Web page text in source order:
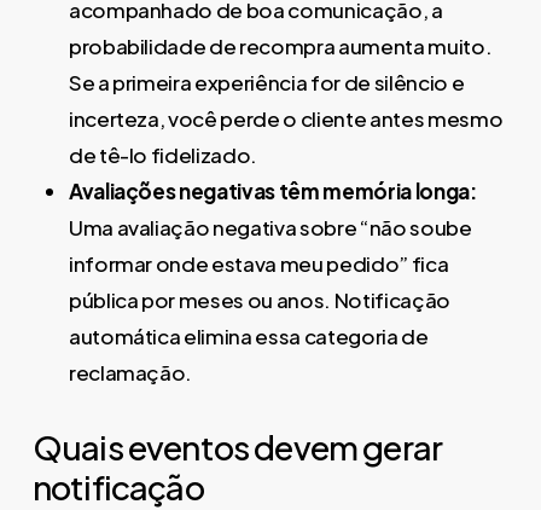
acompanhado de boa comunicação, a
probabilidade de recompra aumenta muito.
Se a primeira experiência for de silêncio e
incerteza, você perde o cliente antes mesmo
de tê-lo fidelizado.
Avaliações negativas têm memória longa:
Uma avaliação negativa sobre “não soube
informar onde estava meu pedido” fica
pública por meses ou anos. Notificação
automática elimina essa categoria de
reclamação.
Quais eventos devem gerar
notificação